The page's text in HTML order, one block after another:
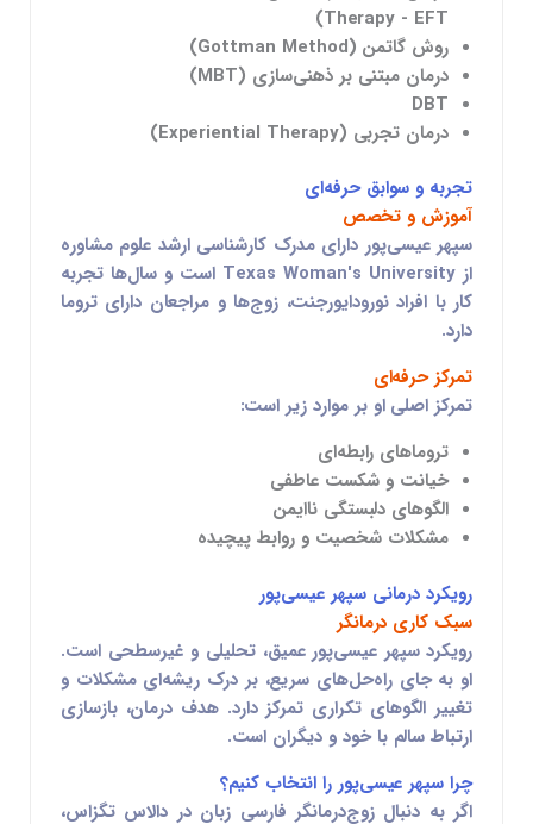
Therapy - EFT)
روش گاتمن (Gottman Method)
درمان مبتنی بر ذهنی‌سازی (MBT)
DBT
درمان تجربی (Experiential Therapy)
تجربه و سوابق حرفه‌ای
آموزش و تخصص
سپهر عیسی‌پور دارای مدرک کارشناسی ارشد علوم مشاوره
ازTexas Woman's University است و سال‌ها تجربه
کار با افراد نورودایورجنت، زوج‌ها و مراجعان دارای تروما
دارد.
تمرکز حرفه‌ای
تمرکز اصلی او بر موارد زیر است:
تروماهای رابطه‌ای
خیانت و شکست عاطفی
الگوهای دلبستگی ناایمن
مشکلات شخصیت و روابط پیچیده
رویکرد درمانی سپهر عیسی‌پور
سبک کاری درمانگر
رویکرد سپهر عیسی‌پور عمیق، تحلیلی و غیرسطحی است.
او به جای راه‌حل‌های سریع، بر درک ریشه‌ای مشکلات و
تغییر الگوهای تکراری تمرکز دارد. هدف درمان، بازسازی
ارتباط سالم با خود و دیگران است.
چرا سپهر عیسی‌پور را انتخاب کنیم؟
اگر به دنبالزوج‌درمانگر فارسی زبان در دالاس تگزاس،